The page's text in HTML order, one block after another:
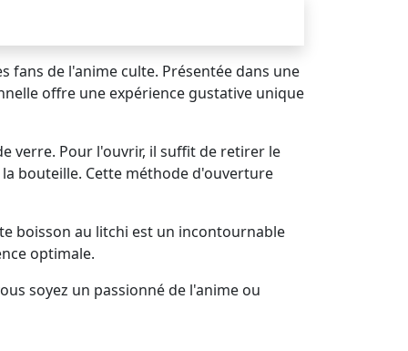
fans de l'anime culte. Présentée dans une
offre une expérience gustative unique
verre. Pour l'ouvrir, il suffit de retirer le
bouteille. Cette méthode d'ouverture
boisson au litchi est un incontournable
optimale.
soyez un passionné de l'anime ou